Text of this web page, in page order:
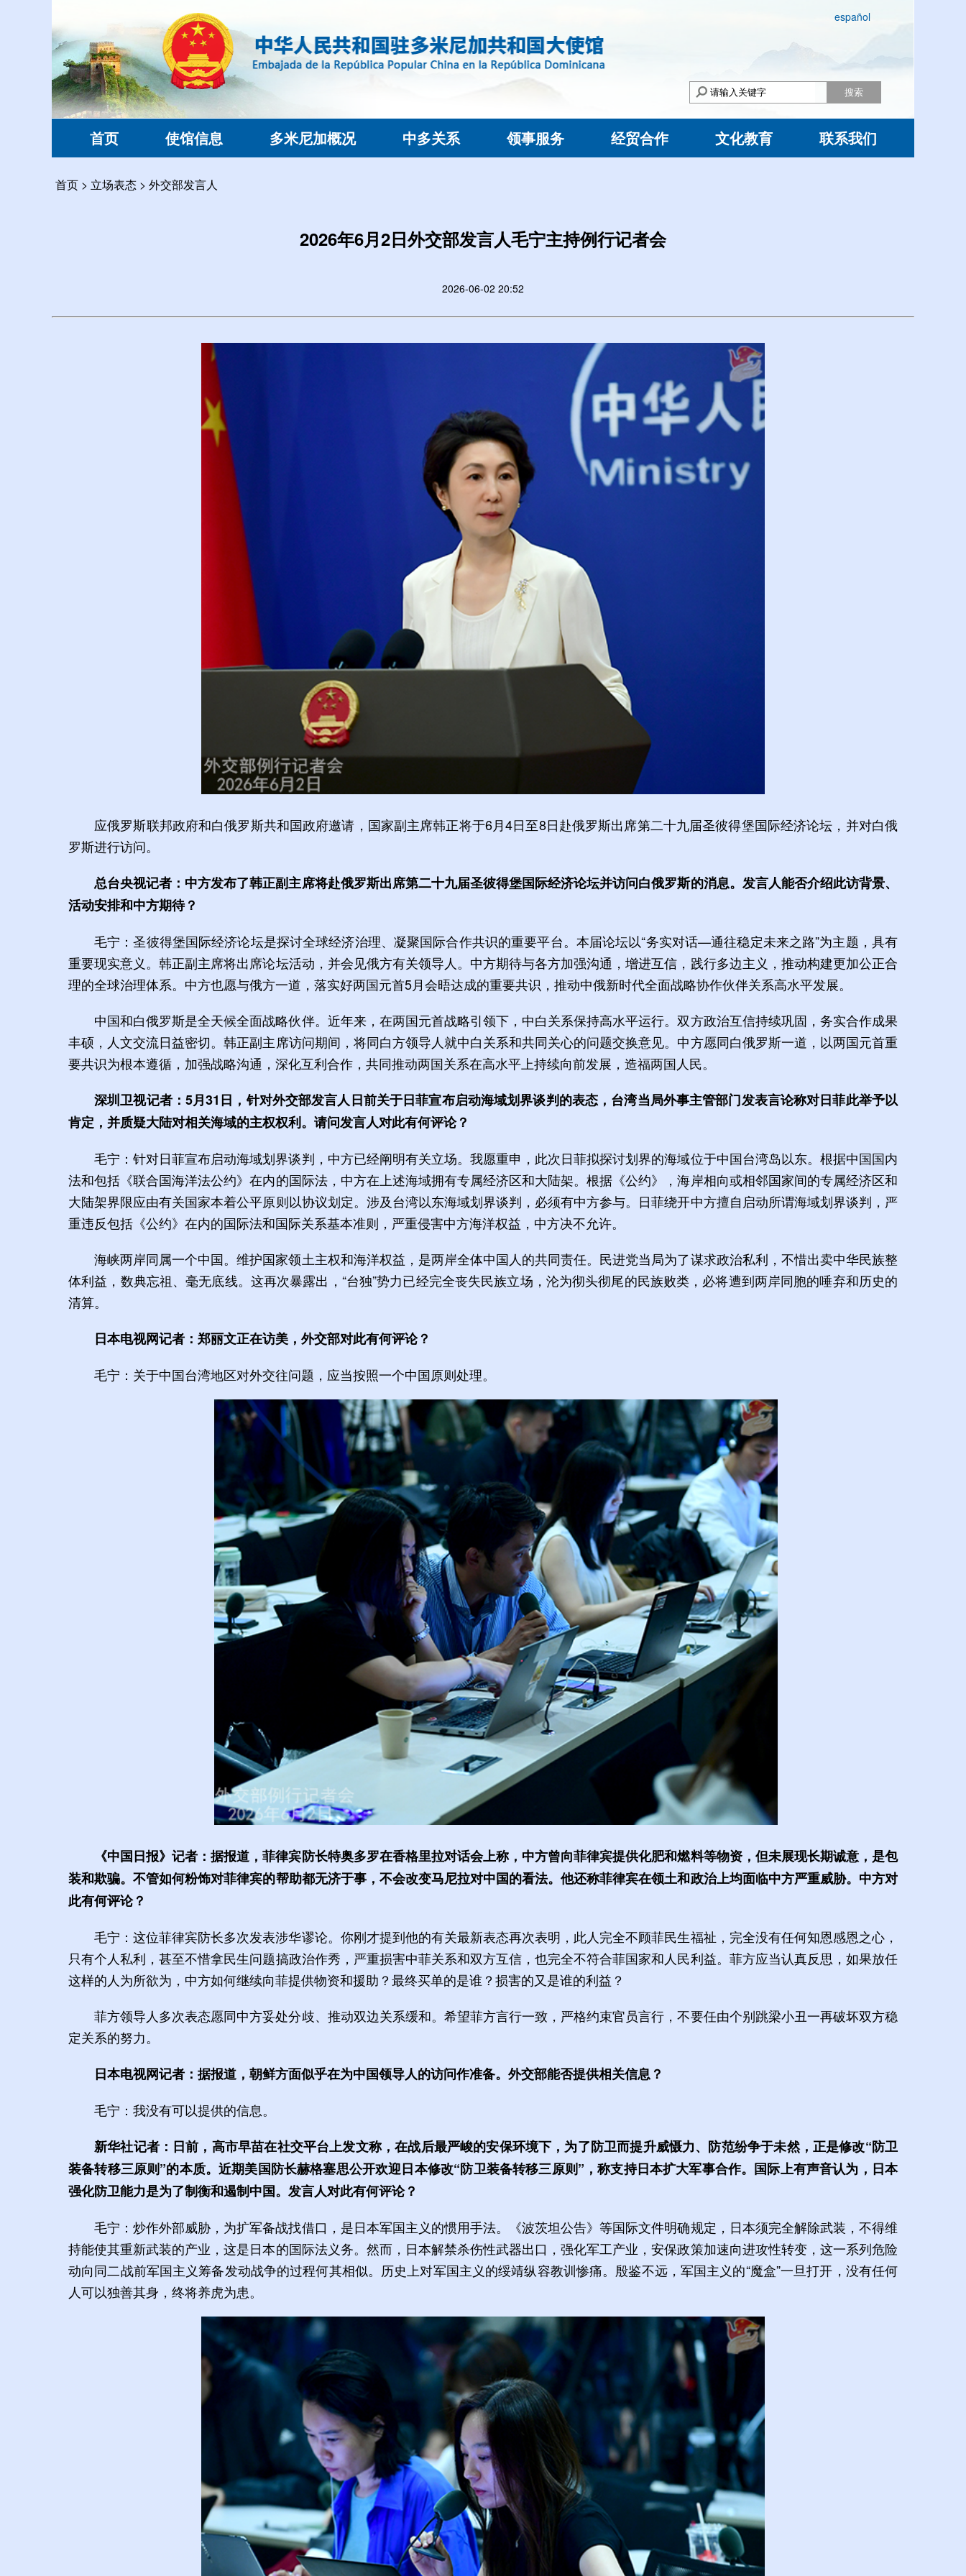
español
搜索
首页 使馆信息 多米尼加概况 中多关系 领事服务 经贸合作 文化教育 联系我们
首页 > 立场表态 > 外交部发言人
2026年6月2日外交部发言人毛宁主持例行记者会
2026-06-02 20:52
应俄罗斯联邦政府和白俄罗斯共和国政府邀请，国家副主席韩正将于6月4日至8日赴俄罗斯出席第二十九届圣彼得堡国际经济论坛，并对白俄
罗斯进行访问。
总台央视记者：中方发布了韩正副主席将赴俄罗斯出席第二十九届圣彼得堡国际经济论坛并访问白俄罗斯的消息。发言人能否介绍此访背景、
活动安排和中方期待？
毛宁：圣彼得堡国际经济论坛是探讨全球经济治理、凝聚国际合作共识的重要平台。本届论坛以“务实对话—通往稳定未来之路”为主题，具有
重要现实意义。韩正副主席将出席论坛活动，并会见俄方有关领导人。中方期待与各方加强沟通，增进互信，践行多边主义，推动构建更加公正合
理的全球治理体系。中方也愿与俄方一道，落实好两国元首5月会晤达成的重要共识，推动中俄新时代全面战略协作伙伴关系高水平发展。
中国和白俄罗斯是全天候全面战略伙伴。近年来，在两国元首战略引领下，中白关系保持高水平运行。双方政治互信持续巩固，务实合作成果
丰硕，人文交流日益密切。韩正副主席访问期间，将同白方领导人就中白关系和共同关心的问题交换意见。中方愿同白俄罗斯一道，以两国元首重
要共识为根本遵循，加强战略沟通，深化互利合作，共同推动两国关系在高水平上持续向前发展，造福两国人民。
深圳卫视记者：5月31日，针对外交部发言人日前关于日菲宣布启动海域划界谈判的表态，台湾当局外事主管部门发表言论称对日菲此举予以
肯定，并质疑大陆对相关海域的主权权利。请问发言人对此有何评论？
毛宁：针对日菲宣布启动海域划界谈判，中方已经阐明有关立场。我愿重申，此次日菲拟探讨划界的海域位于中国台湾岛以东。根据中国国内
法和包括《联合国海洋法公约》在内的国际法，中方在上述海域拥有专属经济区和大陆架。根据《公约》，海岸相向或相邻国家间的专属经济区和
大陆架界限应由有关国家本着公平原则以协议划定。涉及台湾以东海域划界谈判，必须有中方参与。日菲绕开中方擅自启动所谓海域划界谈判，严
重违反包括《公约》在内的国际法和国际关系基本准则，严重侵害中方海洋权益，中方决不允许。
海峡两岸同属一个中国。维护国家领土主权和海洋权益，是两岸全体中国人的共同责任。民进党当局为了谋求政治私利，不惜出卖中华民族整
体利益，数典忘祖、毫无底线。这再次暴露出，“台独”势力已经完全丧失民族立场，沦为彻头彻尾的民族败类，必将遭到两岸同胞的唾弃和历史的
清算。
日本电视网记者：郑丽文正在访美，外交部对此有何评论？
毛宁：关于中国台湾地区对外交往问题，应当按照一个中国原则处理。
《中国日报》记者：据报道，菲律宾防长特奥多罗在香格里拉对话会上称，中方曾向菲律宾提供化肥和燃料等物资，但未展现长期诚意，是包
装和欺骗。不管如何粉饰对菲律宾的帮助都无济于事，不会改变马尼拉对中国的看法。他还称菲律宾在领土和政治上均面临中方严重威胁。中方对
此有何评论？
毛宁：这位菲律宾防长多次发表涉华谬论。你刚才提到他的有关最新表态再次表明，此人完全不顾菲民生福祉，完全没有任何知恩感恩之心，
只有个人私利，甚至不惜拿民生问题搞政治作秀，严重损害中菲关系和双方互信，也完全不符合菲国家和人民利益。菲方应当认真反思，如果放任
这样的人为所欲为，中方如何继续向菲提供物资和援助？最终买单的是谁？损害的又是谁的利益？
菲方领导人多次表态愿同中方妥处分歧、推动双边关系缓和。希望菲方言行一致，严格约束官员言行，不要任由个别跳梁小丑一再破坏双方稳
定关系的努力。
日本电视网记者：据报道，朝鲜方面似乎在为中国领导人的访问作准备。外交部能否提供相关信息？
毛宁：我没有可以提供的信息。
新华社记者：日前，高市早苗在社交平台上发文称，在战后最严峻的安保环境下，为了防卫而提升威慑力、防范纷争于未然，正是修改“防卫
装备转移三原则”的本质。近期美国防长赫格塞思公开欢迎日本修改“防卫装备转移三原则”，称支持日本扩大军事合作。国际上有声音认为，日本
强化防卫能力是为了制衡和遏制中国。发言人对此有何评论？
毛宁：炒作外部威胁，为扩军备战找借口，是日本军国主义的惯用手法。《波茨坦公告》等国际文件明确规定，日本须完全解除武装，不得维
持能使其重新武装的产业，这是日本的国际法义务。然而，日本解禁杀伤性武器出口，强化军工产业，安保政策加速向进攻性转变，这一系列危险
动向同二战前军国主义筹备发动战争的过程何其相似。历史上对军国主义的绥靖纵容教训惨痛。殷鉴不远，军国主义的“魔盒”一旦打开，没有任何
人可以独善其身，终将养虎为患。